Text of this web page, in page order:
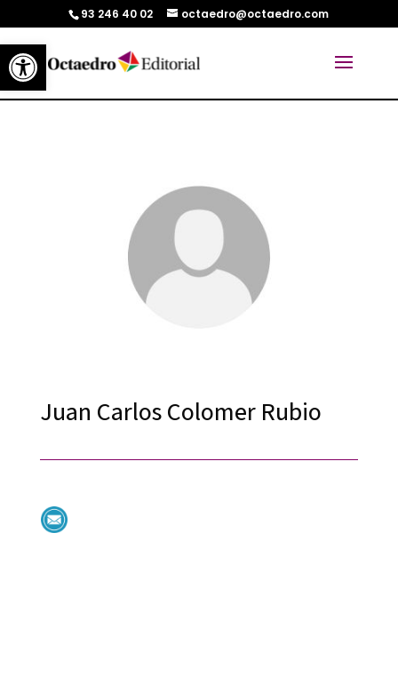
Abrir barra de herramientas
93 246 40 02 octaedro@octaedro.com
Juan Carlos Colomer Rubio